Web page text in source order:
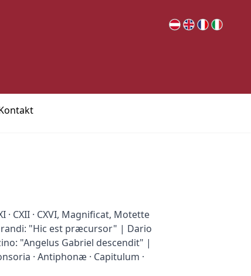
· CXII · CXVI, Magnificat, Motette
"Hic est præcursor" | Dario
"Angelus Gabriel descendit" |
· Antiphonæ · Capitulum ·